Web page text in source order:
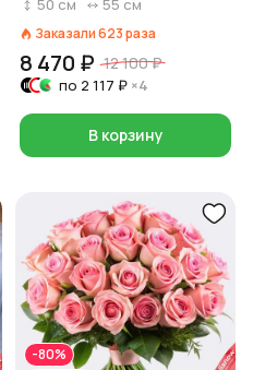
50 см 55 см
Заказали623раза
8 470 ₽ 12 100 ₽
по 2 117 ₽ ×4
В корзину
-80%